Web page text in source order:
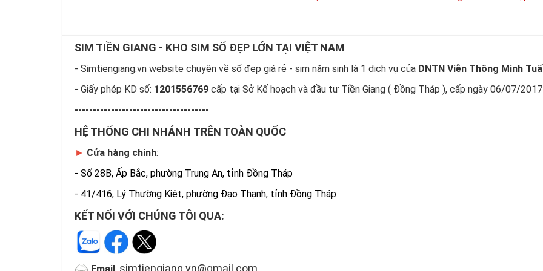
SIM TIỀN GIANG - KHO SIM SỐ ĐẸP LỚN TẠI VIỆT NAM
- Simtiengiang.vn website chuyên về số đẹp giá rẻ - sim năm sinh là 1 dịch vụ của DNTN Viễn Thông Minh
- Giấy phép KD số: 1201556769 cấp tại Sở Kế hoạch và đầu tư Tiền Giang ( Đồng Tháp ), cấp ngày 06/07/2017
-------------------------------------
HỆ THỐNG CHI NHÁNH TRÊN TOÀN QUỐC
► Cửa hàng chính:
- Số 28B, Ấp Bắc, phường Trung An, tỉnh Đồng Tháp
- 41/416, Lý Thường Kiệt, phường Đạo Thạnh, tỉnh Đồng Tháp
KẾT NỐI VỚI CHÚNG TÔI QUA:
simtiengiang.vn@gmail.com